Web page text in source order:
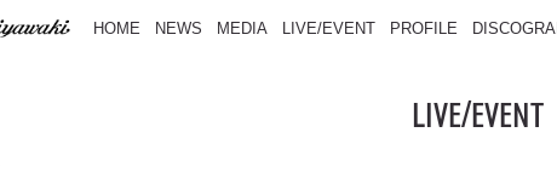
HOME NEWS MEDIA LIVE/EVENT PROFILE
LIVE/EVENT